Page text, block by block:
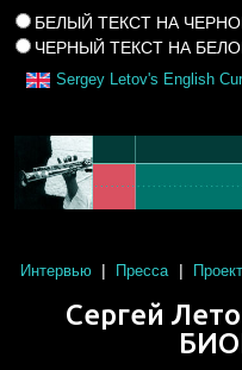
БЕЛЫЙ ТЕКСТ НА
ЧЕРНЫЙ ТЕКСТ НА
Sergey Letov's English
Интервью | Пресса |
Сергей